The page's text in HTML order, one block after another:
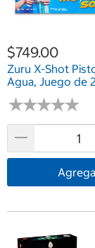
$749.00
Zuru X-Shot
Agua, Juego de
★★★★★
★★★★★